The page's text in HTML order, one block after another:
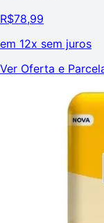
R$78,99
em 12x sem juros
Ver Oferta e